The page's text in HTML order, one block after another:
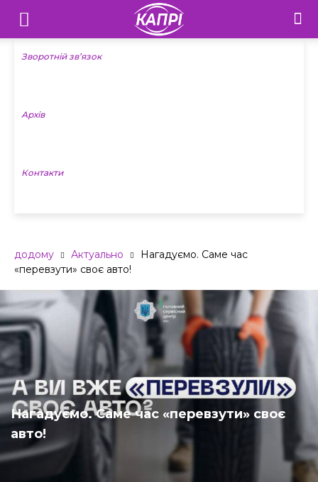
Телебачення
«Капрі»
Новини
Зворотній зв’язок
Архів
Контакти
додому Актуально
Нагадуємо. Саме час
«перевзути» своє авто!
Нагадуємо. Саме час «перевзути» своє
авто!